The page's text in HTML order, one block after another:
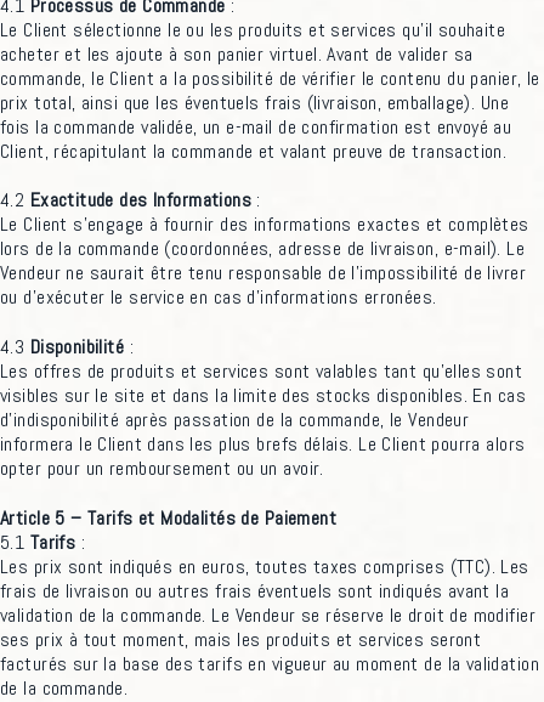
Le Client sélectionne le ou les produits et services qu’il souhaite
acheter et les ajoute à son panier virtuel. Avant de valider sa
commande, le Client a la possibilité de vérifier le contenu du panier, le
prix total, ainsi que les éventuels frais (livraison, emballage). Une
fois la commande validée, un e-mail de confirmation est envoyé au
Client, récapitulant la commande et valant preuve de transaction.
4.2 Exactitude des Informations :
Le Client s’engage à fournir des informations exactes et complètes
lors de la commande (coordonnées, adresse de livraison, e-mail). Le
Vendeur ne saurait être tenu responsable de l’impossibilité de livrer
ou d’exécuter le service en cas d’informations erronées.
4.3 Disponibilité :
Les offres de produits et services sont valables tant qu’elles sont
visibles sur le site et dans la limite des stocks disponibles. En cas
d’indisponibilité après passation de la commande, le Vendeur
informera le Client dans les plus brefs délais. Le Client pourra alors
opter pour un remboursement ou un avoir.
Article 5 – Tarifs et Modalités de Paiement
5.1 Tarifs :
Les prix sont indiqués en euros, toutes taxes comprises (TTC). Les
frais de livraison ou autres frais éventuels sont indiqués avant la
validation de la commande. Le Vendeur se réserve le droit de modifier
ses prix à tout moment, mais les produits et services seront
facturés sur la base des tarifs en vigueur au moment de la validation
de la commande.